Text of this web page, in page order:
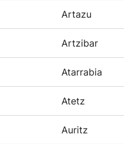
Artazu
Artzibar
Atarrabia
Atetz
Auritz